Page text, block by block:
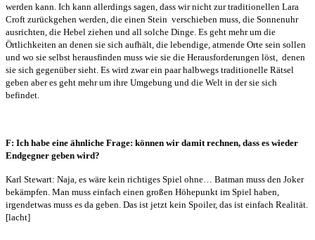
werden kann. Ich kann allerdings sagen, dass wir nicht zur traditionellen Lara
Croft zurückgehen werden, die einen Stein verschieben muss, die Sonnenuhr
ausrichten, die Hebel ziehen und all solche Dinge. Es geht mehr um die
Örtlichkeiten an denen sie sich aufhält, die lebendige, atmende Orte sein sollen
und wo sie selbst herausfinden muss wie sie die Herausforderungen löst, denen
sie sich gegenüber sieht. Es wird zwar ein paar halbwegs traditionelle Rätsel
geben aber es geht mehr um ihre Umgebung und die Welt in der sie sich
befindet.
F: Ich habe eine ähnliche Frage: können wir damit rechnen, dass es wieder
Endgegner geben wird?
Karl Stewart: Naja, es wäre kein richtiges Spiel ohne… Batman muss den Joker
bekämpfen. Man muss einfach einen großen Höhepunkt im Spiel haben,
irgendetwas muss es da geben. Das ist jetzt kein Spoiler, das ist einfach Realität.
[lacht]